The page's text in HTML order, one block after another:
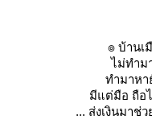
๏ บ้านเ
ไม่ทำม
ทำมาหา
มีแต่มือ ถือ
... ส่งเงินมาช่